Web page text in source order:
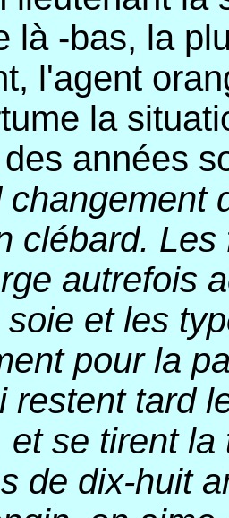
là -bas, la
l'agent
la
années
changement
clébard.
autrefois
et les
pour la
restent tard
et se tirent
de dix-huit